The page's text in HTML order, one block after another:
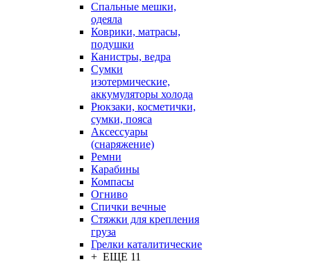
Спальные мешки,
одеяла
Коврики, матрасы,
подушки
Канистры, ведра
Сумки
изотермические,
аккумуляторы холода
Рюкзаки, косметички,
сумки, пояса
Аксессуары
(снаряжение)
Ремни
Карабины
Компасы
Огниво
Спички вечные
Стяжки для крепления
груза
Грелки каталитические
+ ЕЩЕ 11